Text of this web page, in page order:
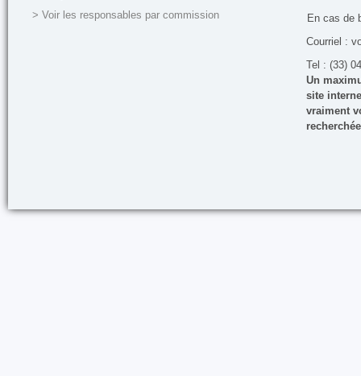
> Voir les responsables par commission
En cas de
Courriel :
Tel : (33)
Un
site
vraiment